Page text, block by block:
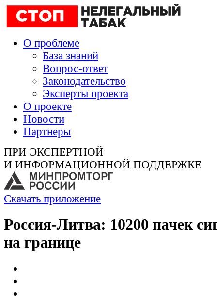
О проблеме
База знаний
Вопрос-ответ
Законодательство
Эксперты проекта
О проекте
Новости
Партнеры
ПРИ ЭКСПЕРТНОЙ
И ИНФОРМАЦИОННОЙ ПОДДЕРЖКЕ
Скачать приложение
Россия-Литва: 10200 пачек
на границе